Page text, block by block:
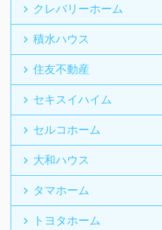
クレバリーホーム
積水ハウス
住友不動産
セキスイハイム
セルコホーム
大和ハウス
タマホーム
トヨタホーム